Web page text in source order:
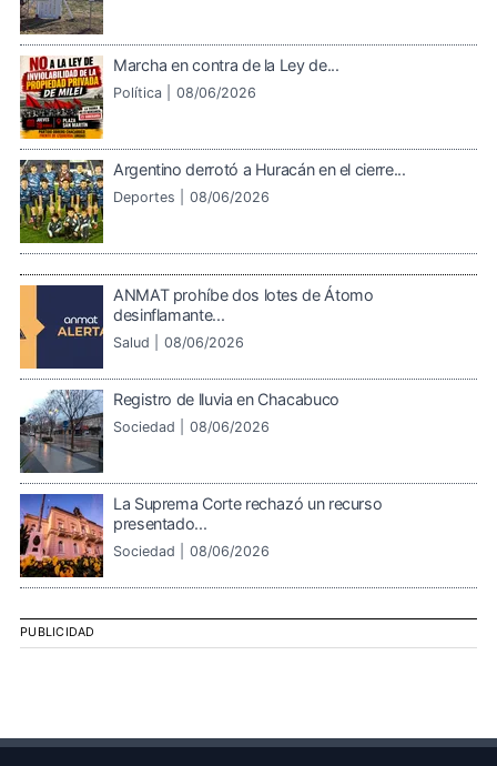
Marcha en contra de la Ley de...
Política | 08/06/2026
Argentino derrotó a Huracán en el cierre...
Deportes | 08/06/2026
ANMAT prohíbe dos lotes de Átomo
desinflamante...
Salud | 08/06/2026
Registro de lluvia en Chacabuco
Sociedad | 08/06/2026
La Suprema Corte rechazó un recurso
presentado...
Sociedad | 08/06/2026
PUBLICIDAD